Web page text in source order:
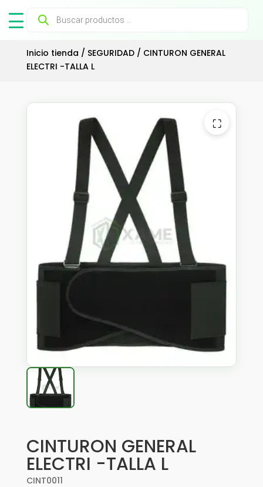
Búsqueda
productos
Inicio tienda / SEGURIDAD/ CINTURON GENERAL
ELECTRI -TALLA L
⛶
CINTURON GENERAL
ELECTRI -TALLA L
CINT0011